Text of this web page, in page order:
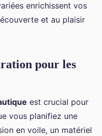
enrichissent vos
et au plaisir
pour les
est crucial pour
vous planifiez une
en voile, un matériel